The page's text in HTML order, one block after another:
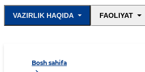
VAZIRLIK HAQIDA FAOLIYAT
Bosh sahifa